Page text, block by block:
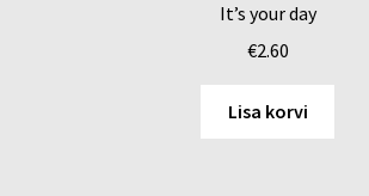
It’s your day
€2.60
Lisa korvi